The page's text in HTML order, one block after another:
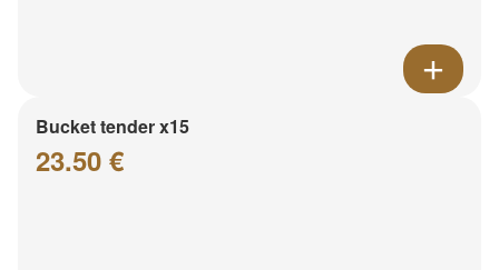
Bucket tender x15
23.50 €